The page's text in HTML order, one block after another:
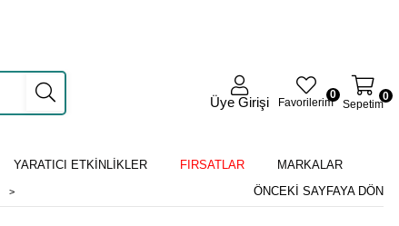
Üye Girişi Favorilerim
0
Sepetim
0
YARATICI ETKİNLİKLER FIRSATLAR
MARKALAR
ÖNCEKI SAYFAYA DÖN